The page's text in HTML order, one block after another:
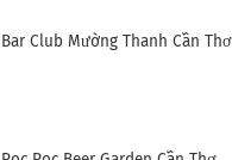
Bar Club Mường Thanh Cần Thơ